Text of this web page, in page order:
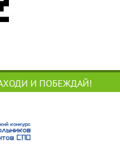
И ПОБЕЖДАЙ!